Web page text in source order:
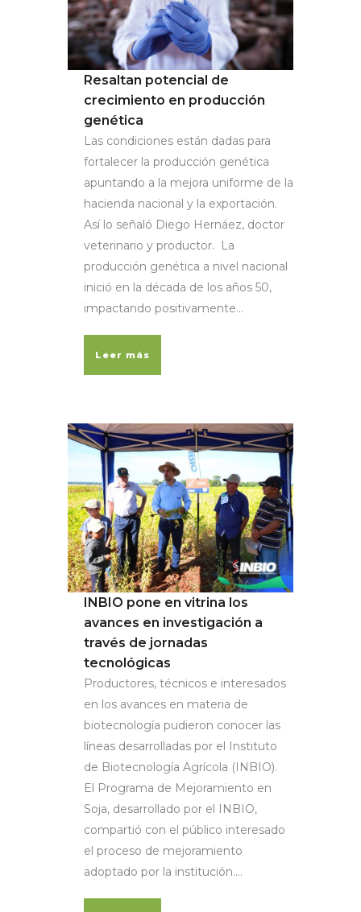
Resaltan potencial de
crecimiento en producción
genética
Las condiciones están dadas para
fortalecer la producción genética
apuntando a la mejora uniforme de la
hacienda nacional y la exportación.
Así lo señaló Diego Hernáez, doctor
veterinario y productor. La
producción genética a nivel nacional
inició en la década de los años 50,
impactando positivamente...
Leer más
INBIO pone en vitrina los
avances en investigación a
través de jornadas
tecnológicas
Productores, técnicos e interesados
en los avances en materia de
biotecnología pudieron conocer las
líneas desarrolladas por el Instituto
de Biotecnología Agrícola (INBIO).
El Programa de Mejoramiento en
Soja, desarrollado por el INBIO,
compartió con el público interesado
el proceso de mejoramiento
adoptado por la institución....